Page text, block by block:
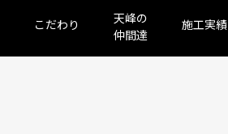
こだわり
天峰の
仲間達
施工実績